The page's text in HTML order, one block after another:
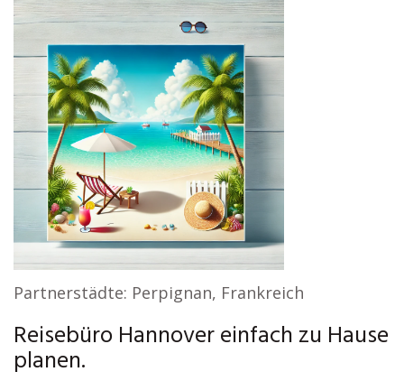
Partnerstädte: Perpignan, Frankreich
Reisebüro Hannover einfach zu Hause
planen.